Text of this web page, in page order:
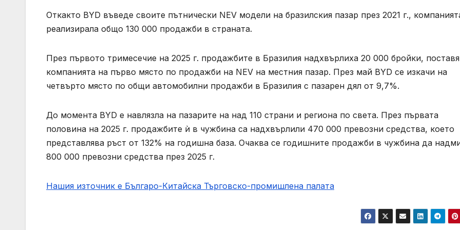
Откакто BYD въведе своите пътнически NEV модели на бразилския пазар през 2021 г.,
реализирала общо 130 000 продажби в страната.
През първото тримесечие на 2025 г. продажбите в Бразилия надхвърлиха 20 000 бройки,
компанията на първо място по продажби на NEV на местния пазар. През май BYD се изкачи на
четвърто място по общи автомобилни продажби в Бразилия с пазарен дял от 9,7%.
До момента BYD е навлязла на пазарите на над 110 страни и региона по света. През първата
половина на 2025 г. продажбите ѝ в чужбина са надхвърлили 470 000 превозни средства, което
представлява ръст от 132% на годишна база. Очаква се годишните продажби в чужбина да
800 000 превозни средства през 2025 г.
Нашия източник е Българо-Китайска Търговско-промишлена палaта